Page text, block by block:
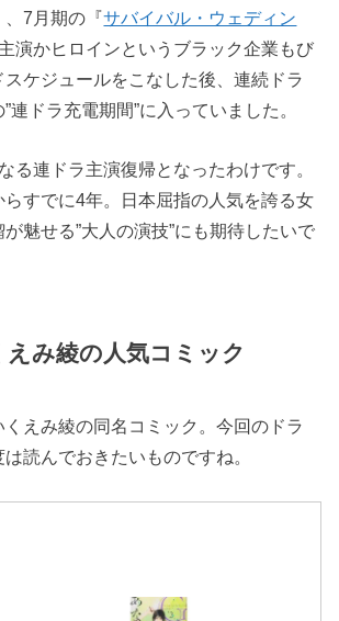
、7月期の『サバイバル・ウェディン
演かヒロインというブラック企業もび
ケジュールをこなした後、連続ドラ
連ドラ充電期間”に入っていました。
る連ドラ主演復帰となったわけです。
らすでに4年。日本屈指の人気を誇る女
魅せる”大人の演技”にも期待したいで
えみ綾の人気コミック
くえみ綾の同名コミック。今回のドラ
読んでおきたいものですね。